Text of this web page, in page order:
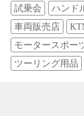
試乗会
ハンド
車両販売店
モータースポー
ツーリング用品